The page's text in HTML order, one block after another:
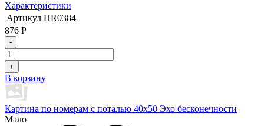
Характеристики
Артикул HR0384
876 Р
-
+
В корзину
Картина по номерам с поталью 40х50 Эхо бесконечности
Мало